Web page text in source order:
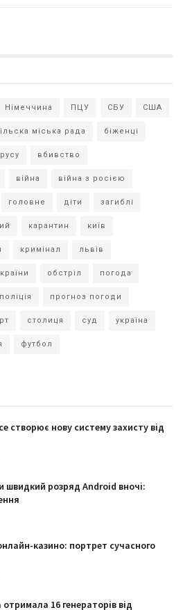
Німеччина ПЦУ СБУ США
міська рада біженці
вбивство
війна війна з росією
головне діти загиблі
карантин київ
кримінал львів
обстріл погода
поліція прогноз погоди
столиця суд україна
футбол
створює нову систему захисту від
швидкий розряд Android вночі:
казино: портрет сучасного
16 генераторів від